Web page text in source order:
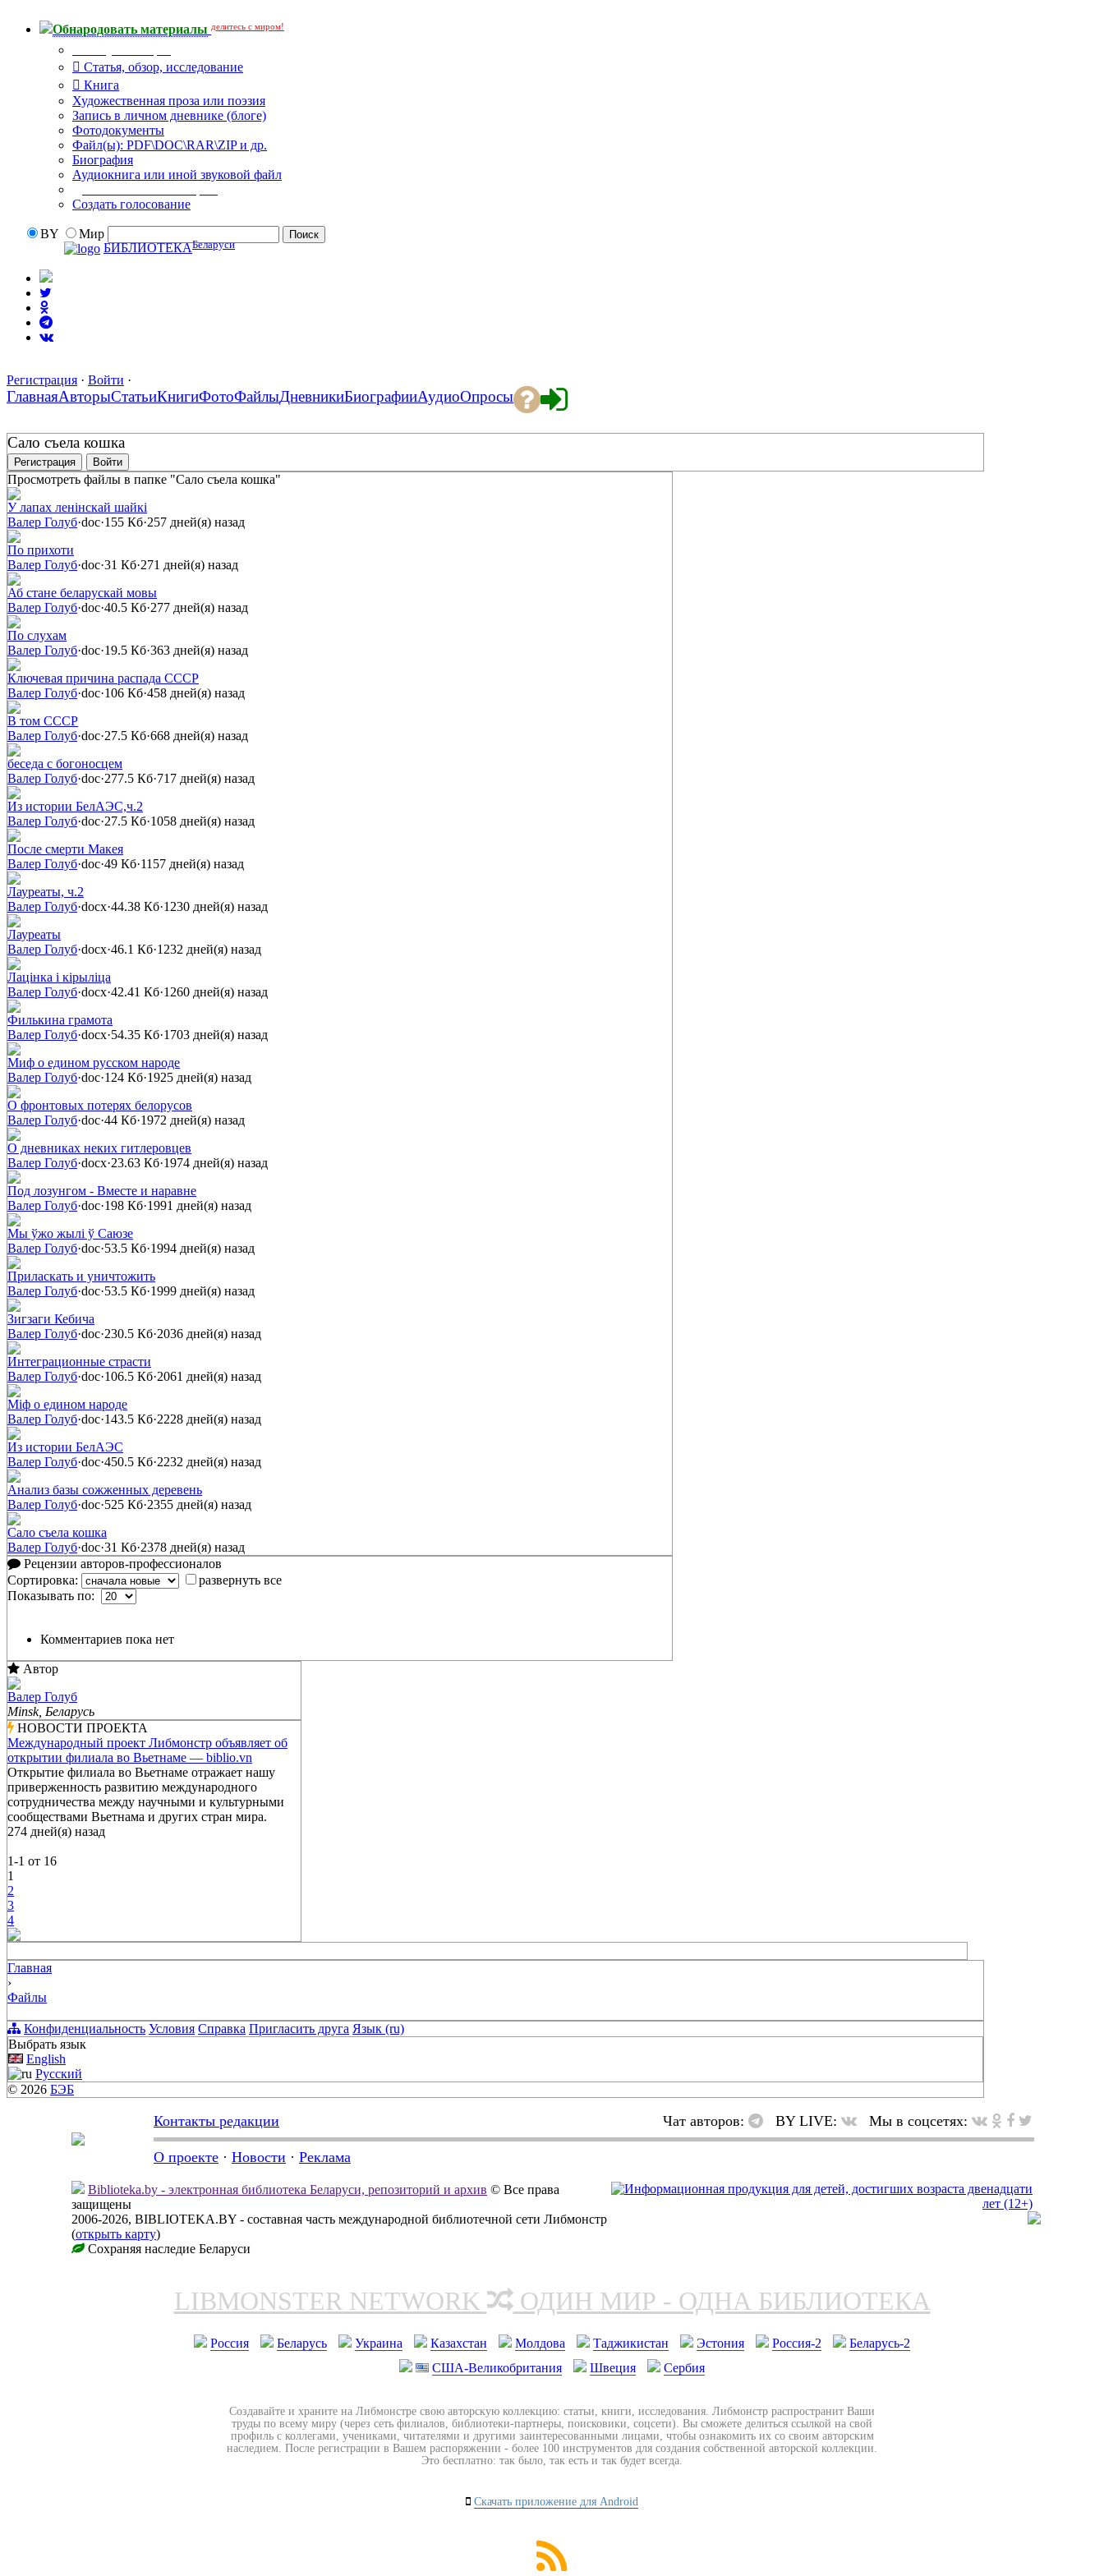
Обнародовать материалы делитесь с миром!
Статья, обзор, исследование
Книга
Художественная проза или поэзия
Запись в личном дневнике (блоге)
Фотодокументы
Файл(ы): PDF\DOC\RAR\ZIP и др.
Биография
Аудиокнига или иной звуковой файл
Создать голосование
BY
Мир
БИБЛИОТЕКАБеларуси
Регистрация · Войти ·
ГлавнаяАвторыСтатьиКнигиФотоФайлыДневникиБиографииАудиоОпросы
Сало съела кошка
Регистрация Войти
Просмотреть файлы в папке "Сало съела кошка"
У лапах ленінскай шайкі
Валер Голуб·doc·155 Кб·257 дней(я) назад
По прихоти
Валер Голуб·doc·31 Кб·271 дней(я) назад
Аб стане беларускай мовы
Валер Голуб·doc·40.5 Кб·277 дней(я) назад
По слухам
Валер Голуб·doc·19.5 Кб·363 дней(я) назад
Ключевая причина распада СССР
Валер Голуб·doc·106 Кб·458 дней(я) назад
В том СССР
Валер Голуб·doc·27.5 Кб·668 дней(я) назад
беседа с богоносцем
Валер Голуб·doc·277.5 Кб·717 дней(я) назад
Из истории БелАЭС,ч.2
Валер Голуб·doc·27.5 Кб·1058 дней(я) назад
После смерти Макея
Валер Голуб·doc·49 Кб·1157 дней(я) назад
Лауреаты, ч.2
Валер Голуб·docx·44.38 Кб·1230 дней(я) назад
Лауреаты
Валер Голуб·docx·46.1 Кб·1232 дней(я) назад
Лацінка і кірыліца
Валер Голуб·docx·42.41 Кб·1260 дней(я) назад
Филькина грамота
Валер Голуб·docx·54.35 Кб·1703 дней(я) назад
Миф о едином русском народе
Валер Голуб·doc·124 Кб·1925 дней(я) назад
О фронтовых потерях белорусов
Валер Голуб·doc·44 Кб·1972 дней(я) назад
О дневниках неких гитлеровцев
Валер Голуб·docx·23.63 Кб·1974 дней(я) назад
Под лозунгом - Вместе и наравне
Валер Голуб·doc·198 Кб·1991 дней(я) назад
Мы ўжо жылі ў Саюзе
Валер Голуб·doc·53.5 Кб·1994 дней(я) назад
Приласкать и уничтожить
Валер Голуб·doc·53.5 Кб·1999 дней(я) назад
Зигзаги Кебича
Валер Голуб·doc·230.5 Кб·2036 дней(я) назад
Интеграционные страсти
Валер Голуб·doc·106.5 Кб·2061 дней(я) назад
Міф о едином народе
Валер Голуб·doc·143.5 Кб·2228 дней(я) назад
Из истории БелАЭС
Валер Голуб·doc·450.5 Кб·2232 дней(я) назад
Анализ базы сожженных деревень
Валер Голуб·doc·525 Кб·2355 дней(я) назад
Сало съела кошка
Валер Голуб·doc·31 Кб·2378 дней(я) назад
Рецензии авторов-профессионалов
Сортировка:
развернуть все
Показывать по:
Комментариев пока нет
Автор
Валер Голуб
Minsk, Беларусь
НОВОСТИ ПРОЕКТА
Международный проект Либмонстр объявляет об
открытии филиала во Вьетнаме — biblio.vn
Открытие филиала во Вьетнаме отражает нашу
приверженность развитию международного
сотрудничества между научными и культурными
сообществами Вьетнама и других стран мира.
274 дней(я) назад
1-1 от 16
1
2
3
4
Главная
›
Файлы
Конфиденциальность Условия Справка Пригласить друга Язык (ru)
Выбрать язык
English
Русский
© 2026 БЭБ
Контакты редакции Чат авторов: BY LIVE: Мы в соцсетях:
О проекте · Новости · Реклама
Biblioteka.by - электронная библиотека Беларуси, репозиторий и архив © Все права
защищены
2006-2026, BIBLIOTEKA.BY - составная часть международной библиотечной сети Либмонстр
(открыть карту)
Сохраняя наследие Беларуси
LIBMONSTER NETWORK ОДИН МИР - ОДНА БИБЛИОТЕКА
Россия Беларусь Украина Казахстан Молдова Таджикистан Эстония Россия-2
Беларусь-2
США-Великобритания
Швеция Сербия
Создавайте и храните на Либмонстре свою авторскую коллекцию: статьи, книги, исследования. Либмонстр распространит Ваши
труды по всему миру (через сеть филиалов, библиотеки-партнеры, поисковики, соцсети). Вы сможете делиться ссылкой на свой
профиль с коллегами, учениками, читателями и другими заинтересованными лицами, чтобы ознакомить их со своим авторским
наследием. После регистрации в Вашем распоряжении - более 100 инструментов для создания собственной авторской коллекции.
Это бесплатно: так было, так есть и так будет всегда.
Скачать приложение для Android